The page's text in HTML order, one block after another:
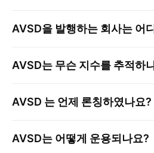
AVSD을 발행하는 회사는 어
AVSD는 무슨 지수를 추적하
AVSD 는 언제 론칭하였나요?
AVSD는 어떻게 운용되나요?